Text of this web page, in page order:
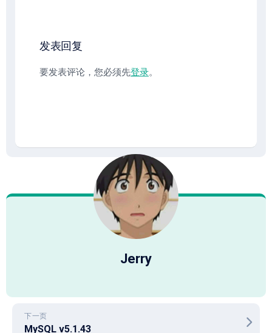
发表回复
要发表评论，您必须先登录。
Jerry
下一页
MySQL v5.1.43